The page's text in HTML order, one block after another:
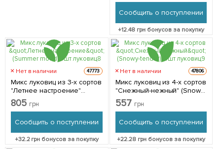
Сообщить о поступлении
+12.48 грн бонусов за покупку
Нет в наличии 47773
Микс луковиц из 3-х сортов
"Летнее настроение"
(Summer mood) 3шт
луковиц
805 грн
Сообщить о поступлении
+32.2грн бонусов за покупку
Нет в наличии 47806
Микс луковиц из 4-х сортов
"Снежный-нежный" (Snowy-
tender) 13шт луковиц
557 грн
Сообщить о поступлении
+22.28 грн бонусов за покупку